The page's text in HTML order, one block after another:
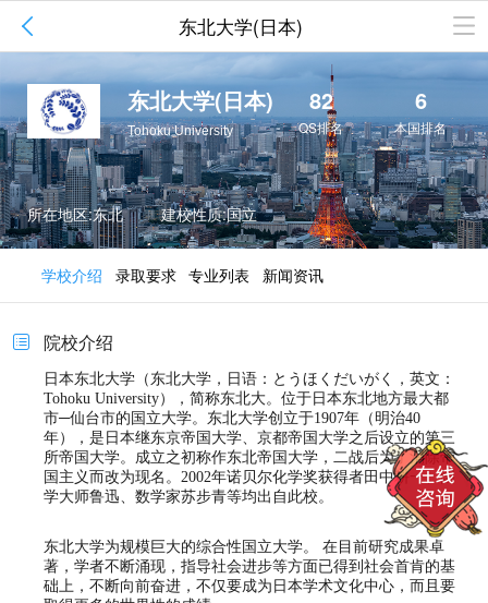
 东北大学(日本)
东北大学(日本)
Tohoku University
82
QS排名
6
本国排名
所在地区:东北 建校性质:国立
学校介绍 录取要求 专业列表 新闻资讯
 院校介绍
日本东北大学（东北大学，日语：とうほくだいがく，英文：
Tohoku University），简称东北大。位于日本东北地方最大都
市─仙台市的国立大学。东北大学创立于1907年（明治40
年），是日本继东京帝国大学、京都帝国大学之后设立的第三
所帝国大学。成立之初称作东北帝国大学，二战后为了消除帝
国主义而改为现名。2002年诺贝尔化学奖获得者田中耕一、国
学大师鲁迅、数学家苏步青等均出自此校。
东北大学为规模巨大的综合性国立大学。 在目前研究成果卓
著，学者不断涌现，指导社会进步等方面已得到社会首肯的基
础上，不断向前奋进，不仅要成为日本学术文化中心，而且要